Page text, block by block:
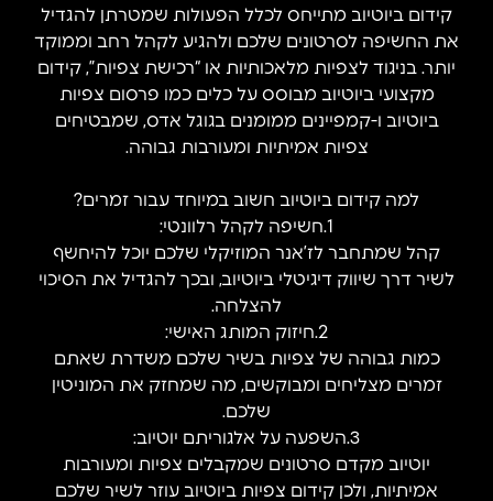
קידום ביוטיוב מתייחס לכלל הפעולות שמטרתן להגדיל
את החשיפה לסרטונים שלכם ולהגיע לקהל רחב וממוקד
יותר. בניגוד לצפיות מלאכותיות או “רכישת צפיות”, קידום
מקצועי ביוטיוב מבוסס על כלים כמו פרסום צפיות
ביוטיוב ו-קמפיינים ממומנים בגוגל אדס, שמבטיחים
צפיות אמיתיות ומעורבות גבוהה.
למה קידום ביוטיוב חשוב במיוחד עבור זמרים?
1.חשיפה לקהל רלוונטי:
קהל שמתחבר לז’אנר המוזיקלי שלכם יוכל להיחשף
לשיר דרך שיווק דיגיטלי ביוטיוב, ובכך להגדיל את הסיכוי
להצלחה.
2.חיזוק המותג האישי:
כמות גבוהה של צפיות בשיר שלכם משדרת שאתם
זמרים מצליחים ומבוקשים, מה שמחזק את המוניטין
שלכם.
3.השפעה על אלגוריתם יוטיוב:
יוטיוב מקדם סרטונים שמקבלים צפיות ומעורבות
אמיתיות, ולכן קידום צפיות ביוטיוב עוזר לשיר שלכם